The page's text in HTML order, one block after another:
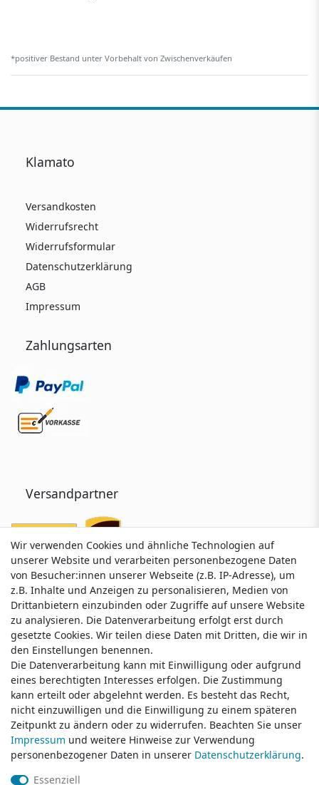
*positiver Bestand unter Vorbehalt von Zwischenverkäufen
Klamato
Versandkosten
Widerrufsrecht
Widerrufsformular
Datenschutzerklärung
AGB
Impressum
Zahlungsarten
Versandpartner
Service & Kontakt
Wünschen Sie einen Rückruf?
service@klamato.de
Schreiben Sie uns:
service@klamato.de
Wir verwenden Cookies und ähnliche Technologien auf
unserer Website und verarbeiten personenbezogene Daten
von Besucher:innen unserer Webseite (z.B. IP-Adresse), um
z.B. Inhalte und Anzeigen zu personalisieren, Medien von
Drittanbietern einzubinden oder Zugriffe auf unsere Website
zu analysieren. Die Datenverarbeitung erfolgt erst durch
gesetzte Cookies. Wir teilen diese Daten mit Dritten, die wir in
den Einstellungen benennen.
Die Datenverarbeitung kann mit Einwilligung oder aufgrund
eines berechtigten Interesses erfolgen. Die Zustimmung
kann erteilt oder abgelehnt werden. Es besteht das Recht,
nicht einzuwilligen und die Einwilligung zu einem späteren
Zeitpunkt zu ändern oder zu widerrufen. Beachten Sie unser
Impressum und weitere Hinweise zur Verwendung
personenbezogener Daten in unserer Daten­schutz­erklärung.
Essenziell
Wir verwenden Cookies und ähnliche Technologien auf
unserer Website und verarbeiten personenbezogene Daten
von Besucher:innen unserer Webseite (z.B. IP-Adresse), um
z.B. Inhalte und Anzeigen zu personalisieren, Medien von
Drittanbietern einzubinden oder Zugriffe auf unsere Website
zu analysieren. Die Datenverarbeitung erfolgt erst durch
gesetzte Cookies. Wir teilen diese Daten mit Dritten, die wir in
den Einstellungen benennen.
Die Datenverarbeitung kann mit Einwilligung oder aufgrund
eines berechtigten Interesses erfolgen. Die Zustimmung
kann erteilt oder abgelehnt werden. Es besteht das Recht,
nicht einzuwilligen und die Einwilligung zu einem späteren
Zeitpunkt zu ändern oder zu widerrufen. Beachten Sie unser
Impressum und weitere Hinweise zur Verwendung
personenbezogener Daten in unserer Daten­schutz­erklärung.
Essenziell